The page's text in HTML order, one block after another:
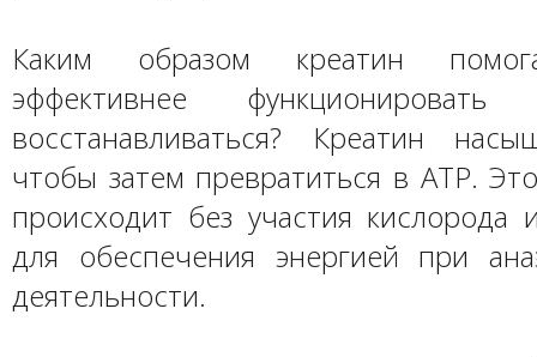
Каким образом креатин
эффективнее
восстанавливаться? Креатин
чтобы затем превратиться в ATP.
происходит без участия кислорода
для обеспечения энергией при
деятельности.